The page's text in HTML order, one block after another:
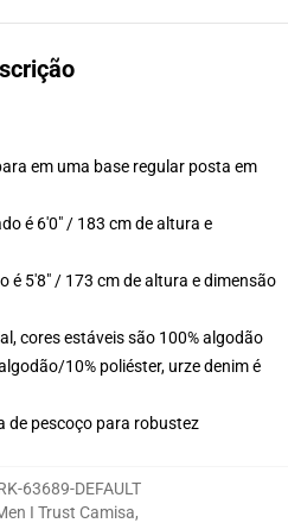
em uma base regular posta em
é 6'0" / 183 cm de altura e
é 5'8" / 173 cm de altura e dimensão
cores estáveis são 100% algodão
10% poliéster, urze denim é
de pescoço para robustez
63689-DEFAULT
I Trust Camisa,